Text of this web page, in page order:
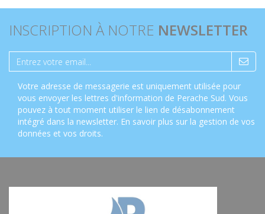
INSCRIPTION À NOTRE NEWSLETTER
Votre adresse de messagerie est uniquement utilisée pour
vous envoyer les lettres d'information de Perache Sud. Vous
pouvez à tout moment utiliser le lien de désabonnement
intégré dans la newsletter. En savoir plus sur la gestion de vos
données et vos droits.